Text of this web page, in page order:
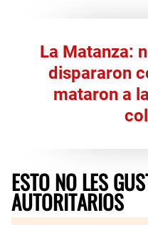
La Matanza:
dispararon
mataron a
ESTO NO LES
AUTORITARIOS